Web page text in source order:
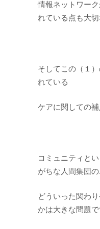
情報ネットワー
れている点も大切
そしてこの（１
れている
ケアに関しての補
コミュニティと
がちな人間集団の
どういった関わ
かは大きな問題で